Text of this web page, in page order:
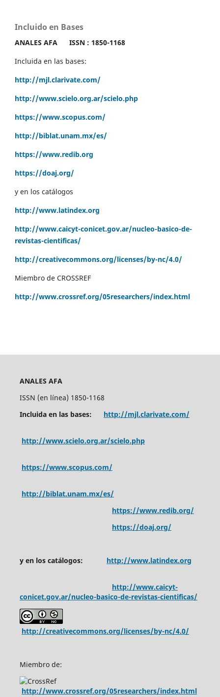
Incluido en Bases
ANALES AFA ISSN : 1850-1168
Incluida en las bases:
http://mjl.clarivate.com/
http://www.scielo.org.ar/scielo.php
https://www.scopus.com/
http://biblat.unam.mx/es/
https://www.redib.org
https://doaj.org/
y en los catálogos
http://www.latindex.org
http://www.caicyt-conicet.gov.ar/nucleo-basico-de-
revistas-cientificas/
http://creativecommons.org/licenses/by-nc/4.0/
Miembro de CROSSREF
http://www.crossref.org/05researchers/index.html
ANALES AFA
ISSN (en línea) 1850-1168
Incluida en las bases: http://mjl.clarivate.com/
http://www.scielo.org.ar/scielo.php
https://www.scopus.com/
http://biblat.unam.mx/es/
https://www.redib.org/
https://doaj.org/
y en los catálogos: http://www.latindex.org
http://www.caicyt-
conicet.gov.ar/nucleo-basico-de-revistas-cientificas/
http://creativecommons.org/licenses/by-nc/4.0/
Miembro de:
http://www.crossref.org/05researchers/index.html